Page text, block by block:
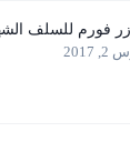
فورم للسلف
2017